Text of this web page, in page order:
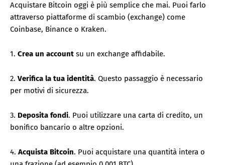
Acquistare Bitcoin oggi è più semplice che mai. Puoi farlo
attraverso piattaforme di scambio (exchange) come
Coinbase, Binance o Kraken.
1. Crea un account su un exchange affidabile.
2. Verifica la tua identità. Questo passaggio è necessario
per motivi di sicurezza.
3. Deposita fondi. Puoi utilizzare una carta di credito, un
bonifico bancario o altre opzioni.
4. Acquista Bitcoin. Puoi acquistare una quantità intera o